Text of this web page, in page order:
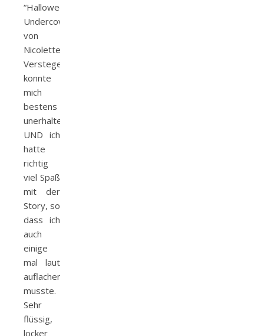
“Halloweenlove
Undercover”
von
Nicolette
Verstege
konnte
mich
bestens
unerhalten
UND ich
hatte
richtig
viel Spaß
mit der
Story, so
dass ich
auch
einige
mal laut
auflachen
musste.
Sehr
flüssig,
locker